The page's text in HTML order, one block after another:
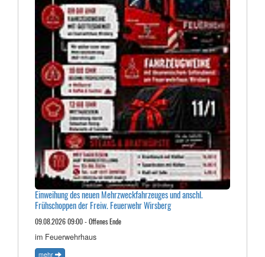
Einweihung des neuen Mehrzweckfahrzeuges und anschl.
Frühschoppen der Freiw. Feuerwehr Wirsberg
09.08.2026 09:00 - Offenes Ende
im Feuerwehrhaus
mehr